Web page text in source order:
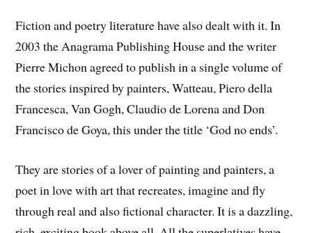
Fiction and poetry literature have also dealt with it. In
2003 the Anagrama Publishing House and the writer
Pierre Michon agreed to publish in a single volume of
the stories inspired by painters, Watteau, Piero della
Francesca, Van Gogh, Claudio de Lorena and Don
Francisco de Goya, this under the title ‘God no ends’.
They are stories of a lover of painting and painters, a
poet in love with art that recreates, imagine and fly
through real and also fictional character. It is a dazzling,